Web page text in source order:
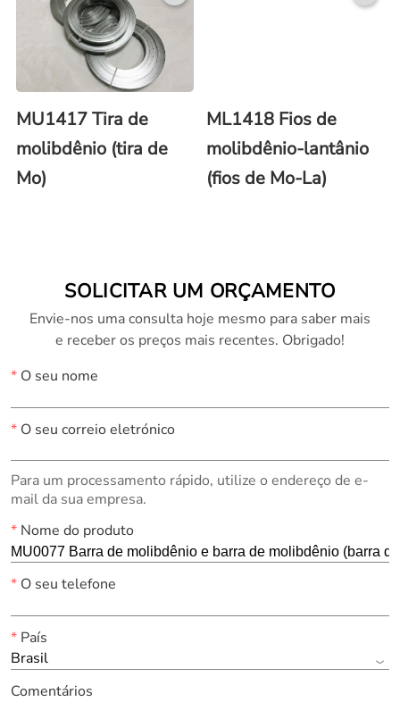
MU1417 Tira de
molibdênio (tira de
Mo)
ML1418 Fios de
molibdênio-lantânio
(fios de Mo-La)
SOLICITAR UM ORÇAMENTO
Envie-nos uma consulta hoje mesmo para saber mais
e receber os preços mais recentes. Obrigado!
*O seu nome
*O seu correio eletrónico
Para um processamento rápido, utilize o endereço de e-
mail da sua empresa.
*Nome do produto
*O seu telefone
*País
Brasil
Comentários